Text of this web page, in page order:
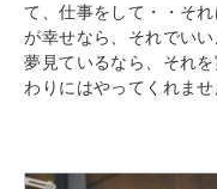
て、仕事をして・・そ
が幸せなら、それでい
夢見ているなら、それ
わりにはやってくれま